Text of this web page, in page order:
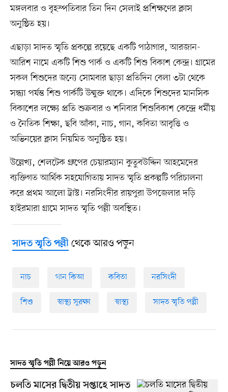
মঙ্গলবার ও বৃহস্পতিবার তিন দিন সেলাই প্রশিক্ষণের ক্লাস
অনুষ্ঠিত হয়।
এছাড়া সাদত স্মৃতি প্রকল্পে রয়েছে একটি পাঠাগার, আরজান-
আরিশ নামে একটি শিশু পার্ক ও একটি শিশু বিকাশ কেন্দ্র। গ্রামের
সকল শিশুদের জন্যে সোমবার ছাড়া প্রতিদিন বেলা ৩টা থেকে
সন্ধ্যা পর্যন্ত শিশু পার্কটি উন্মুক্ত থাকে। এদিকে শিশুদের মানসিক
বিকাশের লক্ষ্যে প্রতি শুক্রবার ও শনিবার শিশুবিকাশ কেন্দ্রে ধর্মীয়
ও নৈতিক শিক্ষা, ছবি আঁকা, নাচ, গান, কবিতা আবৃত্তি ও
অভিনয়ের ক্লাস নিয়মিত অনুষ্ঠিত হয়।
উল্লেখ্য, শেলটেক গ্রুপের চেয়ারম্যান কুতুবউদ্দিন আহমেদের
ব্যক্তিগত আর্থিক সহযোগিতায় সাদত স্মৃতি প্রকল্পটি পরিচালনা
করে প্রথম আলো ট্রাস্ট। নরসিংদীর রায়পুরা উপজেলার দড়ি
হাইরমারা গ্রামে সাদত স্মৃতি পল্লী অবস্থিত।
সাদত স্মৃতি পল্লীথেকে আরও পড়ুন
নাচ গান কিআ কবিতা নরসিংদী
শিশু স্বাস্থ্য সুরক্ষা স্বাস্থ্য সাদত স্মৃতি পল্লী
সাদত স্মৃতি পল্লী নিয়ে আরও পড়ুন
চলতি মাসের দ্বিতীয় সপ্তাহে সাদত